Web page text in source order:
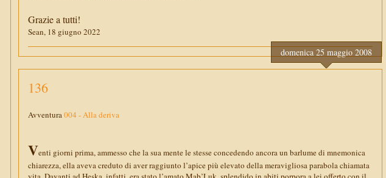
Grazie a tutti!
Sean, 18 giugno 2022
domenica 25 maggio 2008
136
Avventura004 - Alla deriva
Venti giorni prima, ammesso che la sua mente le stesse concedendo ancora un barlume di mnemonica
chiarezza, ella aveva creduto di aver raggiunto l’apice più elevato della meravigliosa parabola chiamata